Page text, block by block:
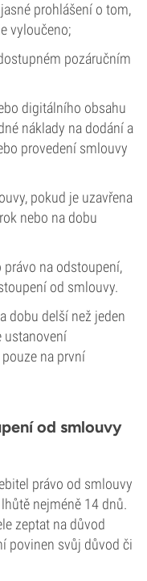
prohlášení o tom,
vyloučeno;
pozáručním
digitálního obsahu
náklady na dodání a
provedení smlouvy
pokud je uzavřena
nebo na dobu
na odstoupení,
od smlouvy.
dobu delší než jeden
ustanovení
na první
od smlouvy
právo od smlouvy
nejméně 14 dnů.
zeptat na důvod
povinen svůj důvod či